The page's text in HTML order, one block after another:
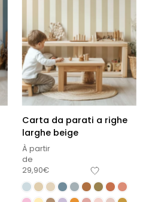
Carta da parati a righe
larghe beige
À partir
de
29,90€